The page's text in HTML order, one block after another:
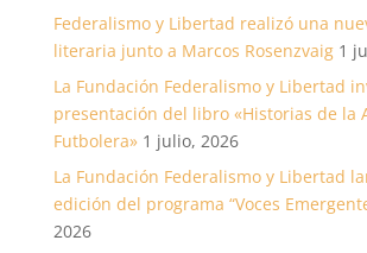
Federalismo y Libertad realizó una
literaria junto a Marcos Rosenzvaig 1
La Fundación Federalismo y Libertad
presentación del libro «Historias de la
Futbolera» 1 julio, 2026
La Fundación Federalismo y Libertad
edición del programa “Voces
2026